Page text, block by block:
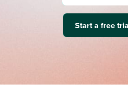
Start a free